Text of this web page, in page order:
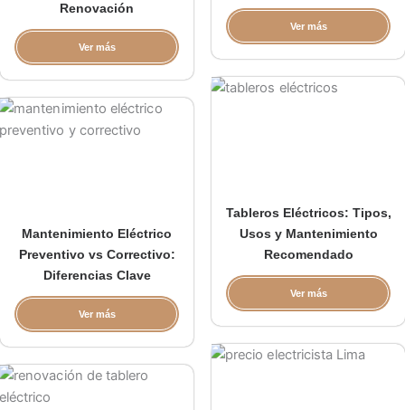
Ver más
Renovación
Ver más
Tableros Eléctricos: Tipos,
Usos y Mantenimiento
Recomendado
Ver más
Mantenimiento Eléctrico
Preventivo vs Correctivo:
Diferencias Clave
Ver más